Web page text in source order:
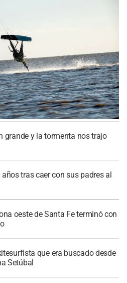
grande y la tormenta nos trajo
tras caer con sus padres al
oeste de Santa Fe terminó con
que era buscado desde
Setúbal